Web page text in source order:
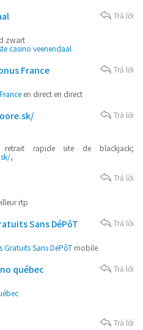
zwart
casino veenendaal
Trả lời
France
en direct en direct
Trả lời
rapide site de blackjack;
,
Trả lời
rtp
Trả lời
Sans DéPôT
Sans DéPôT mobile
Trả lời
québec Trả lời
Trả lời